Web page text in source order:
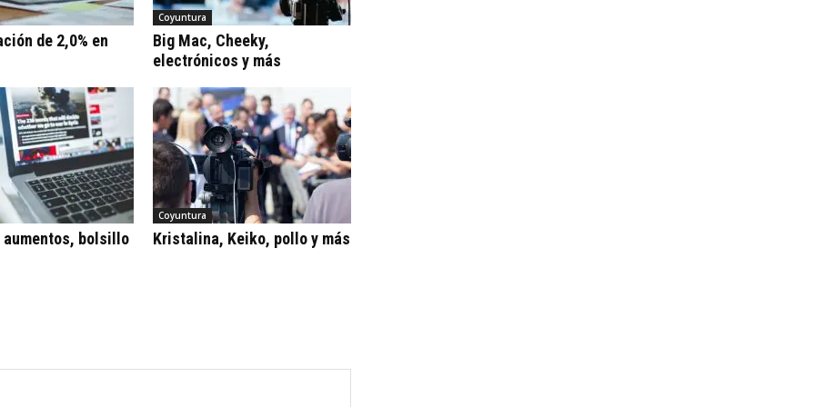
de 2,0% en
Coyuntura
Big Mac, Cheeky,
electrónicos y más
bolsillo
Coyuntura
Kristalina, Keiko, pollo y más